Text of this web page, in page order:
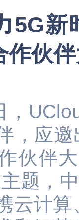
5G新
作伙
，
，应
伙伴
题，
云计